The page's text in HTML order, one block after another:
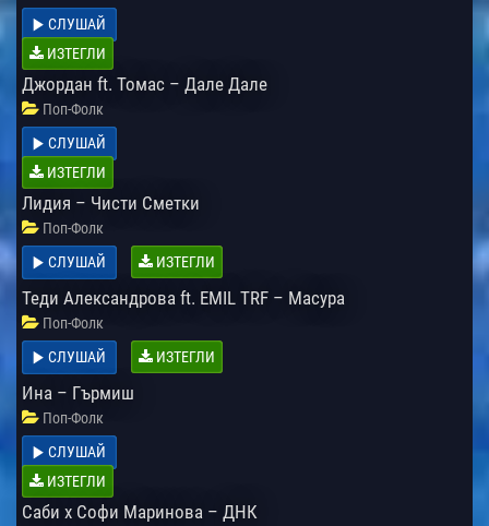
СЛУШАЙ
ИЗТЕГЛИ
Джордан ft. Томас – Дале Дале
Поп-Фолк
СЛУШАЙ
ИЗТЕГЛИ
Лидия – Чисти Сметки
Поп-Фолк
СЛУШАЙ
ИЗТЕГЛИ
Теди Александрова ft. EMIL TRF – Масура
Поп-Фолк
СЛУШАЙ
ИЗТЕГЛИ
Ина – Гърмиш
Поп-Фолк
СЛУШАЙ
ИЗТЕГЛИ
Саби х Софи Маринова – ДНК